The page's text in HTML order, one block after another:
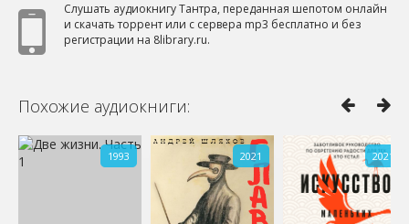
Слушать аудиокнигу Тантра, переданная шепотом онлайн
и скачать торрент или с сервера mp3 бесплатно и без
регистрации на 8library.ru.
Похожие аудиокниги:
1993 2021 2021